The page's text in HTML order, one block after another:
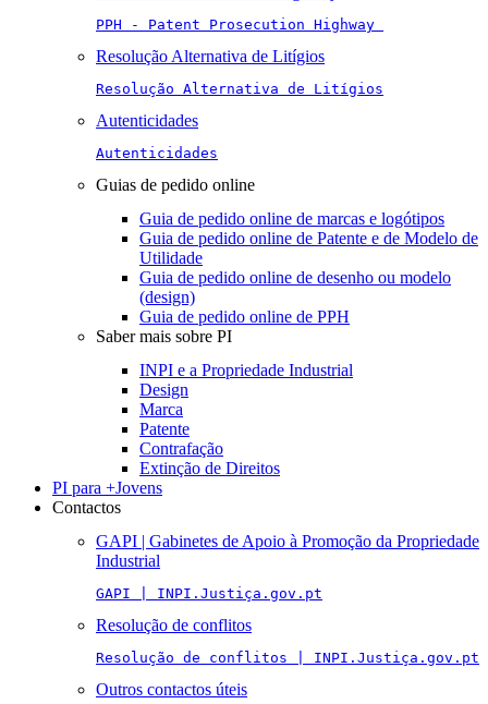
PPH - Patent Prosecution Highway
Resolução Alternativa de Litígios
Resolução Alternativa de Litígios
Autenticidades
Autenticidades
Guias de pedido online
Guia de pedido online de marcas e logótipos
Guia de pedido online de Patente e de Modelo de
Utilidade
Guia de pedido online de desenho ou modelo
(design)
Guia de pedido online de PPH
Saber mais sobre PI
INPI e a Propriedade Industrial
Design
Marca
Patente
Contrafação
Extinção de Direitos
PI para +Jovens
Contactos
GAPI | Gabinetes de Apoio à Promoção da Propriedade
Industrial
GAPI | INPI.Justiça.gov.pt
Resolução de conflitos
Resolução de conflitos | INPI.Justiça.gov.pt
Outros contactos úteis